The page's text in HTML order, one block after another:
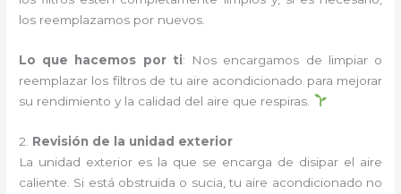
los reemplazamos por nuevos.
Lo que hacemos por ti: Nos encargamos de limpiar o
reemplazar los filtros de tu aire acondicionado para mejorar
su rendimiento y la calidad del aire que respiras.
2. Revisión de la unidad exterior
La unidad exterior es la que se encarga de disipar el aire
caliente. Si está obstruida o sucia, tu aire acondicionado no